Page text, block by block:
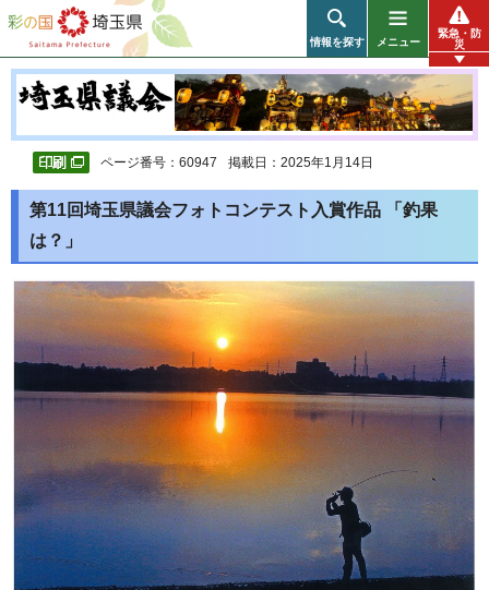
彩の国 埼玉県
情報を探す メニュー
緊急・防
災
ページ番号：60947 掲載日：2025年1月14日
第11回埼玉県議会フォトコンテスト入賞作品 「釣果
は？」